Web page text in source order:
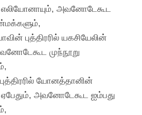
எலியோனாயும், அவனோடேகூட
புத்திரரில் யகசியேலின்
முந்நூறு
யோனத்தானின்
ஏபேதும், அவனோடேகூட ஐம்பது